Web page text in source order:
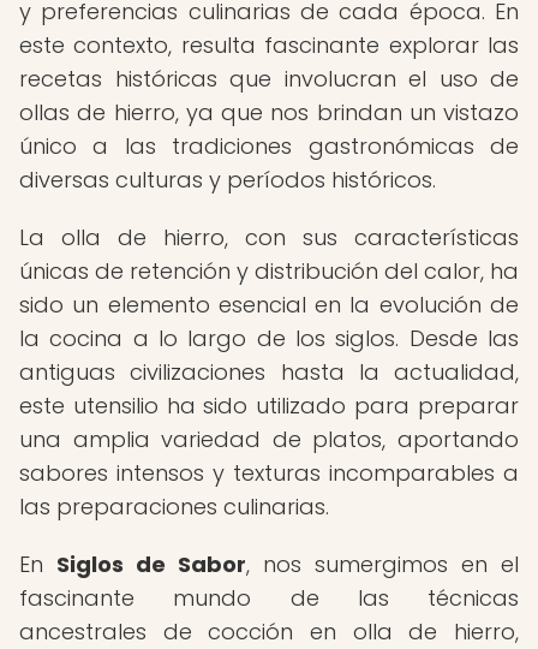
y preferencias culinarias de cada época. En
este contexto, resulta fascinante explorar las
recetas históricas que involucran el uso de
ollas de hierro, ya que nos brindan un vistazo
único a las tradiciones gastronómicas de
diversas culturas y períodos históricos.
La olla de hierro, con sus características
únicas de retención y distribución del calor, ha
sido un elemento esencial en la evolución de
la cocina a lo largo de los siglos. Desde las
antiguas civilizaciones hasta la actualidad,
este utensilio ha sido utilizado para preparar
una amplia variedad de platos, aportando
sabores intensos y texturas incomparables a
las preparaciones culinarias.
En Siglos de Sabor, nos sumergimos en el
fascinante mundo de las técnicas
ancestrales de cocción en olla de hierro,